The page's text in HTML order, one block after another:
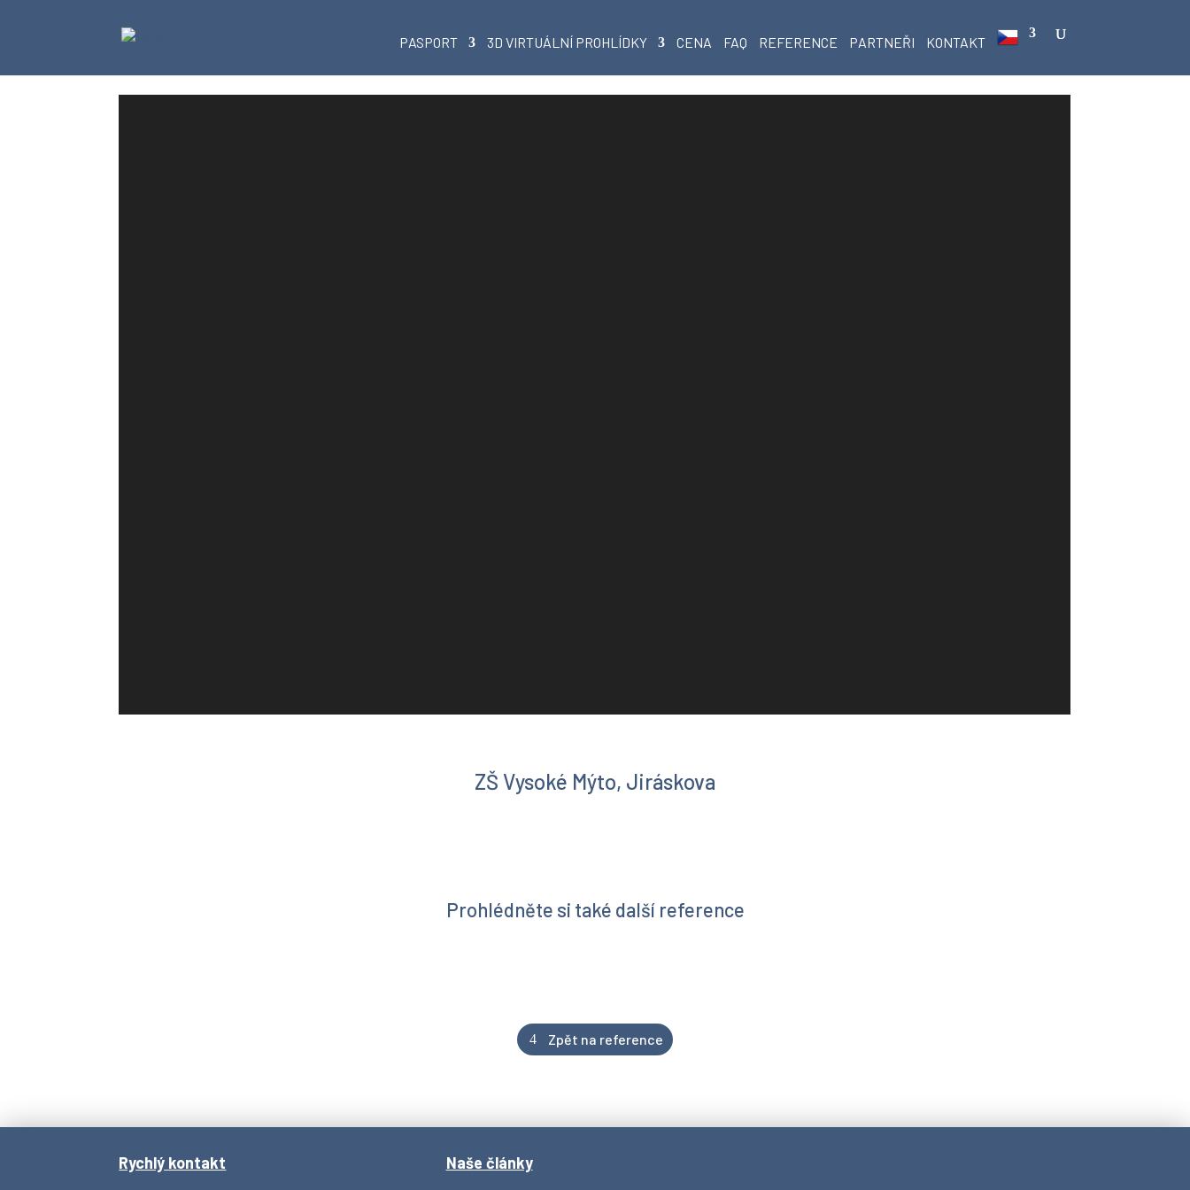
PASPORT 3D VIRTUÁLNÍ PROHLÍDKY CENA FAQ REFERENCE PARTNEŘI KONTAKT
ZŠ Vysoké Mýto, Jiráskova
Prohlédněte si také další reference
Zpět na reference
Rychlý kontakt Naše články